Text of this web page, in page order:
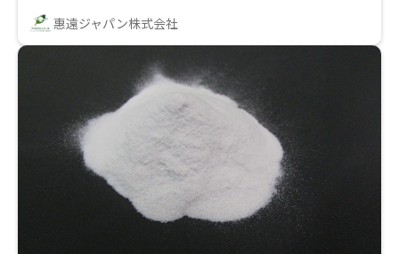
（2024年グループ会社化） 【弊社の強み】 ・メーカ
ー機能を活かしたオリジナル原料・規格カスタマイズ
の開発 ・ドリンク用途を含む原料調整やラボテストの
対応可能 また、ご関心いただけましたら、貴社の開発
テーマやご要望に沿って最適な原料をご提案させてい
ただきます。
惠遠ジャパン株式会社